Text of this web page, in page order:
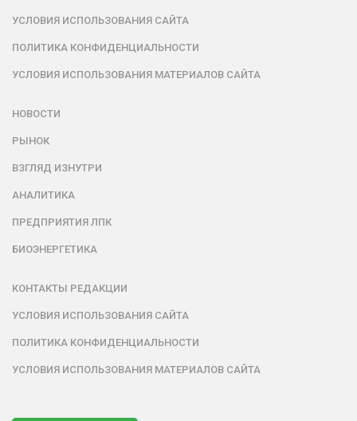
УСЛОВИЯ ИСПОЛЬЗОВАНИЯ САЙТА
ПОЛИТИКА КОНФИДЕНЦИАЛЬНОСТИ
УСЛОВИЯ ИСПОЛЬЗОВАНИЯ МАТЕРИАЛОВ САЙТА
НОВОСТИ
РЫНОК
ВЗГЛЯД ИЗНУТРИ
АНАЛИТИКА
ПРЕДПРИЯТИЯ ЛПК
БИОЭНЕРГЕТИКА
КОНТАКТЫ РЕДАКЦИИ
УСЛОВИЯ ИСПОЛЬЗОВАНИЯ САЙТА
ПОЛИТИКА КОНФИДЕНЦИАЛЬНОСТИ
УСЛОВИЯ ИСПОЛЬЗОВАНИЯ МАТЕРИАЛОВ САЙТА